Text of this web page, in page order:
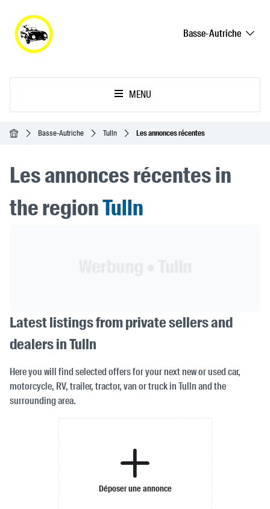
Basse-Autriche
MENU
AccueilBasse-Autriche Tulln Les annonces récentes
Les annonces récentes in
the regionTulln
Latest listings from private sellers and
dealers in Tulln
Here you will find selected offers for your next new or used car,
motorcycle, RV, trailer, tractor, van or truck in Tulln and the
surrounding area.
Déposer une annonce